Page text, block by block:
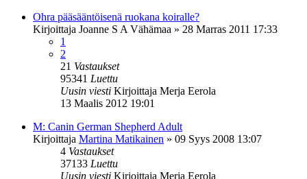
Ohra pääsääntöisenä ruokana koiralle?
Kirjoittaja Joanne S A Vähämaa » 28 Marras 2011 17:33
1
2
21 Vastaukset
95341 Luettu
Uusin viesti Kirjoittaja Merja Eerola
13 Maalis 2012 19:01
M: Canin German Shepherd Adult
Kirjoittaja Martina Matikainen » 09 Syys 2008 13:07
4 Vastaukset
37133 Luettu
Uusin viesti Kirjoittaja Merja Eerola